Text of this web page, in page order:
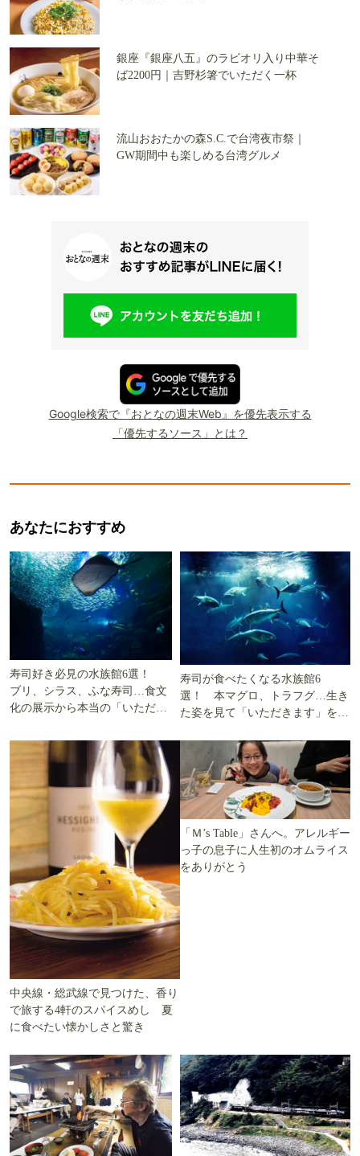
銀座『銀座八五』のラビオリ入り中華そ
ば2200円｜吉野杉箸でいただく一杯
流山おおたかの森S.C.で台湾夜市祭｜
GW期間中も楽しめる台湾グルメ
Google検索で『おとなの週末Web』を優先表示する
「優先するソース」とは？
あなたにおすすめ
寿司好き必見の水族館6選！
ブリ、シラス、ふな寿司…食文
化の展示から本当の「いただき
寿司が食べたくなる水族館6
選！ 本マグロ、トラフグ…生き
た姿を見て「いただきます」を考
中央線・総武線で見つけた、香り
で旅する4軒のスパイスめし 夏
に食べたい懐かしさと驚き
「Ｍ’s Table」さんへ。アレルギー
っ子の息子に人生初のオムライス
をありがとう